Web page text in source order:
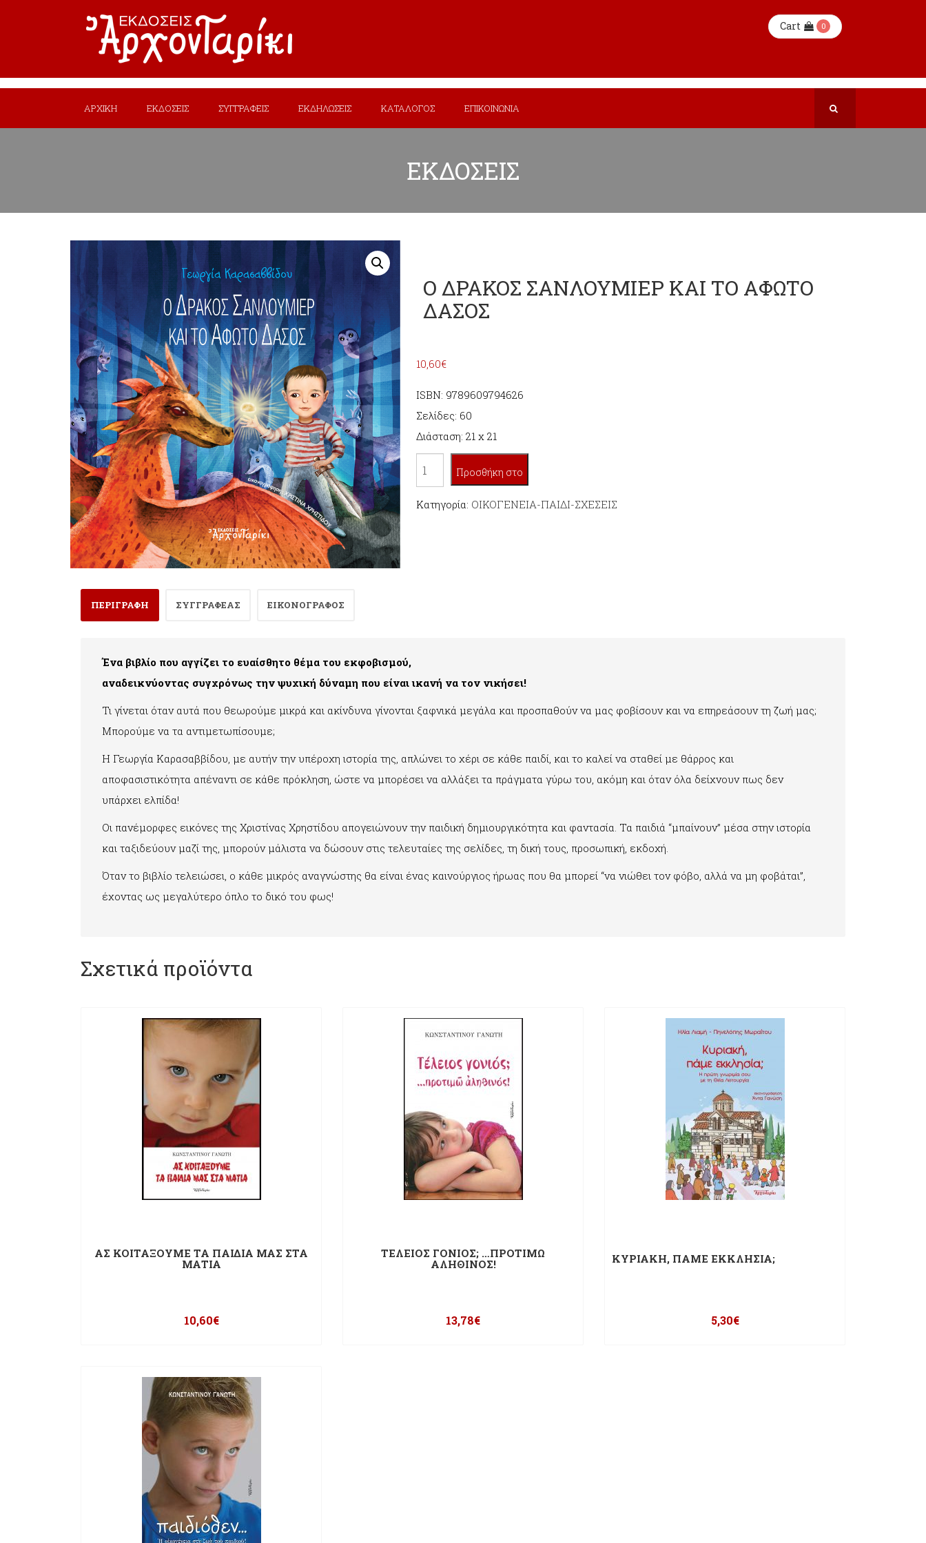
Cart 0
ΑΡΧΙΚΗ ΕΚΔΟΣΕΙΣ ΣΥΓΓΡΑΦΕΙΣ ΕΚΔΗΛΩΣΕΙΣ ΚΑΤΑΛΟΓΟΣ ΕΠΙΚΟΙΝΩΝΙΑ
ΕΚΔΟΣΕΙΣ
Ο ΔΡΑΚΟΣ ΣΑΝΛΟΥΜΙΕΡ ΚΑΙ ΤΟ ΑΦΩΤΟ
ΔΑΣΟΣ
10,60€
ISBN: 9789609794626
Σελίδες: 60
Διάσταση: 21 x 21
Ο
ΔΡΑΚΟΣ
ΣΑΝΛΟΥΜΙΕΡ
Προσθήκη στο
καλάθι
Κατηγορία: ΟΙΚΟΓΕΝΕΙΑ-ΠΑΙΔΙ-ΣΧΕΣΕΙΣ
ΠΕΡΙΓΡΑΦΗ ΣΥΓΓΡΑΦΕΑΣ ΕΙΚΟΝΟΓΡΑΦΟΣ
Ένα βιβλίο που αγγίζει το ευαίσθητο θέμα του εκφοβισμού,
αναδεικνύοντας συγχρόνως την ψυχική δύναμη που είναι ικανή να τον νικήσει!
Τι γίνεται όταν αυτά που θεωρούμε μικρά και ακίνδυνα γίνονται ξαφνικά μεγάλα και προσπαθούν να μας φοβίσουν και να επηρεάσουν τη ζωή μας;
Μπορούμε να τα αντιμετωπίσουμε;
Η Γεωργία Καρασαββίδου, με αυτήν την υπέροχη ιστορία της, απλώνει το χέρι σε κάθε παιδί, και το καλεί να σταθεί με θάρρος και
αποφασιστικότητα απέναντι σε κάθε πρόκληση, ώστε να μπορέσει να αλλάξει τα πράγματα γύρω του, ακόμη και όταν όλα δείχνουν πως δεν
υπάρχει ελπίδα!
Οι πανέμορφες εικόνες της Χριστίνας Χρηστίδου απογειώνουν την παιδική δημιουργικότητα και φαντασία. Τα παιδιά “μπαίνουν” μέσα στην ιστορία
και ταξιδεύουν μαζί της, μπορούν μάλιστα να δώσουν στις τελευταίες της σελίδες, τη δική τους, προσωπική, εκδοχή.
Όταν το βιβλίο τελειώσει, ο κάθε μικρός αναγνώστης θα είναι ένας καινούργιος ήρωας που θα μπορεί “να νιώθει τον φόβο, αλλά να μη φοβάται”,
έχοντας ως μεγαλύτερο όπλο το δικό του φως!
Σχετικά προϊόντα
ΑΣ ΚΟΙΤΑΞΟΥΜΕ ΤΑ ΠΑΙΔΙΑ ΜΑΣ ΣΤΑ
ΜΑΤΙΑ
10,60€
ΤΕΛΕΙΟΣ ΓΟΝΙΟΣ; …ΠΡΟΤΙΜΩ
ΑΛΗΘΙΝΟΣ!
13,78€
ΚΥΡΙΑΚΗ, ΠΑΜΕ ΕΚΚΛΗΣΙΑ;
5,30€